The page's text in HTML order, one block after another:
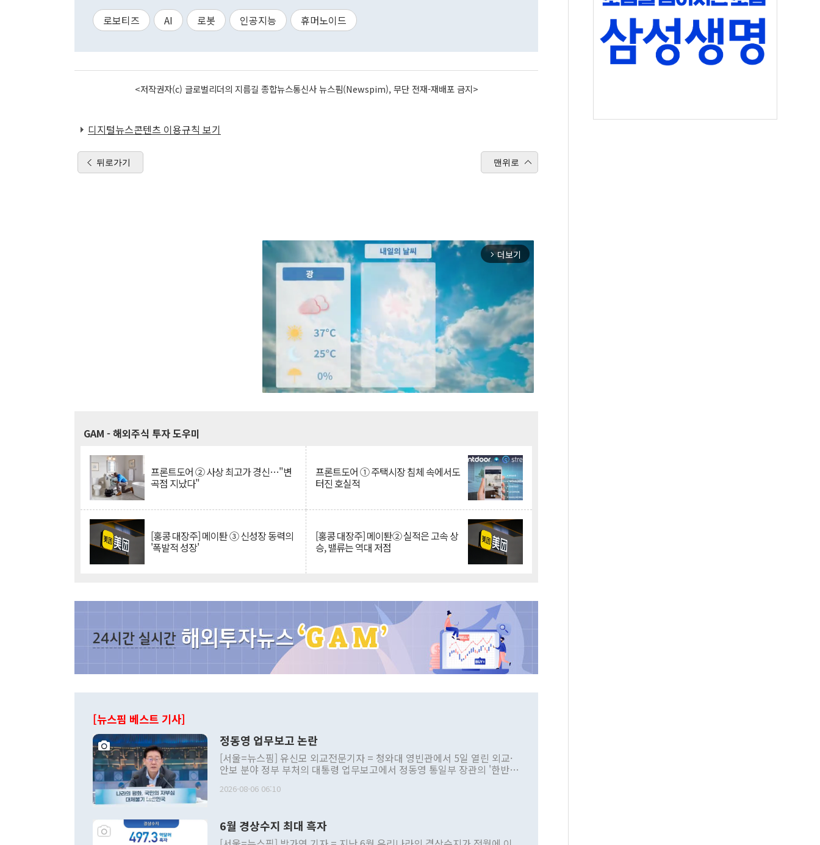
로보티즈 AI 로봇 인공지능 휴머노이드
<저작권자(c) 글로벌리더의 지름길 종합뉴스통신사 뉴스핌(Newspim), 무단 전재-재배포 금지>
디지털뉴스콘텐츠 이용규칙 보기
뒤로가기 맨위로
arrow_forward_ios 더보기
GAM - 해외주식 투자 도우미
프론트도어 ② 사상 최고가 경신…"변
곡점 지났다"
프론트도어 ① 주택시장 침체 속에서도
터진 호실적
[홍콩 대장주] 메이퇀 ③ 신성장 동력의
'폭발적 성장'
[홍콩 대장주] 메이퇀② 실적은 고속 상
승, 밸류는 역대 저점
[뉴스핌 베스트 기사]
정동영 업무보고 논란
[서울=뉴스핌] 유신모 외교전문기자 = 청와대 영빈관에서 5일 열린 외교·
안보 분야 정부 부처의 대통령 업무보고에서 정동영 통일부 장관의 '한반도
발언 중에는 정부 내 조율을 거치지 않은 사안을 정책으로 추진하겠다고 공
주의적 희망에 근거한 비현실적 구상'이라는 비판을 내놨다. 그동안 정 장
관의 대북 정책 관련 발언이 물의를 빚은 적은 여러 번 있지만 대통령과 유
2026-08-06 06:10
6월 경상수지 최대 흑자